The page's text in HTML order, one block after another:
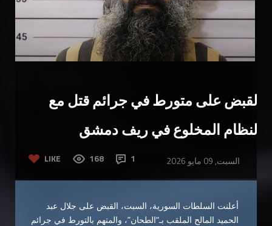
القبض على متورط في جرائم قتل مع
النظام المخلوع في ريف دمشق
LIKE 168 1 السبت, 09 مايو 2026
أعلنت السلطات السورية، السبت، القبض على جلال عبد
الحميد المالح الملقب بـ“الطحان”، والمتهم بالتورط في جرائم